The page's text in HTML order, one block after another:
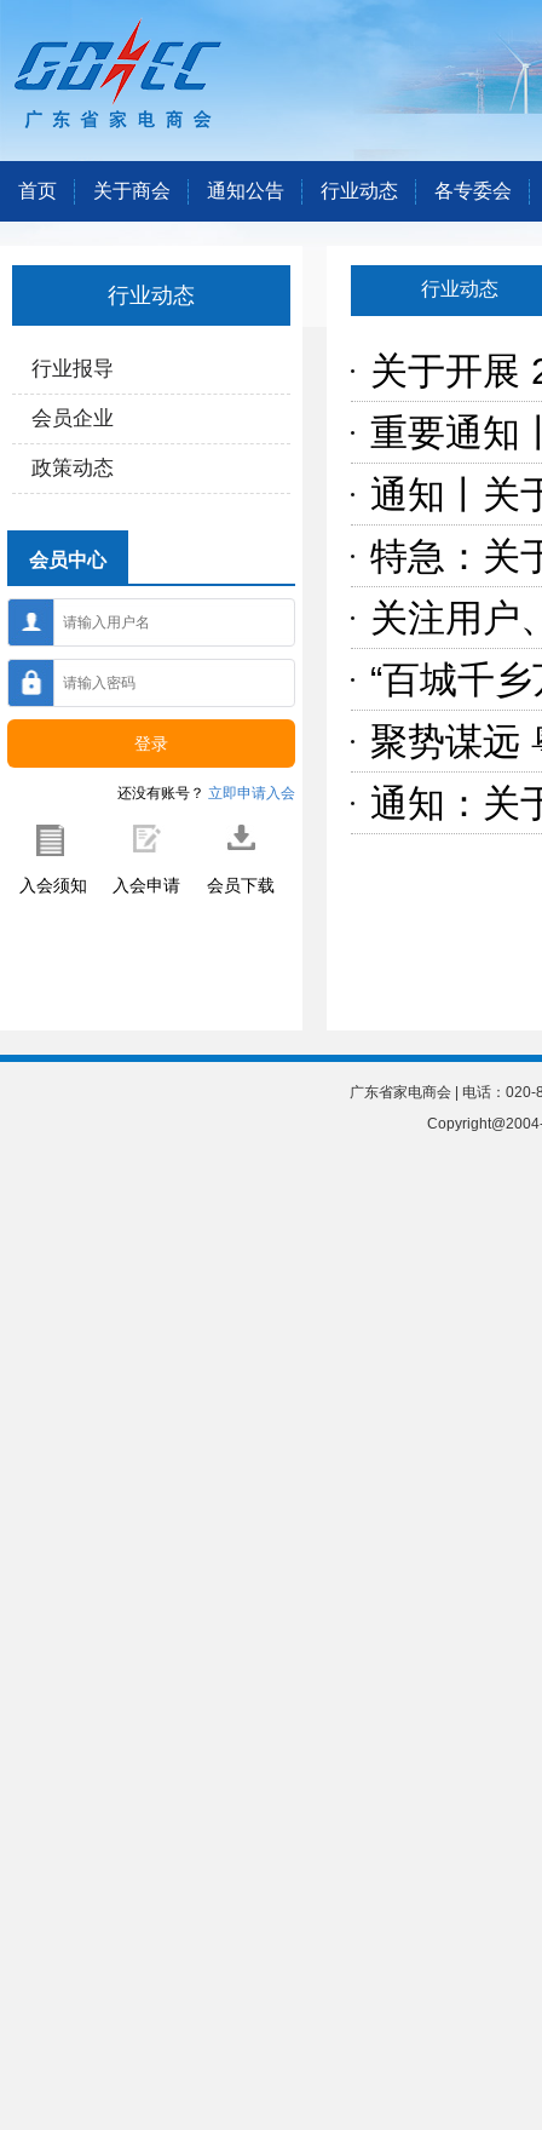
首页 关于商会 通知公告 行业动态 各专委会
行业动态
行业报导
会员企业
政策动态
会员中心
还没有账号？ 立即申请入会
入会须知 入会申请 会员下载
行业动态
关于开展
特急：关
“百城千
广东省家电商会 | 电话：